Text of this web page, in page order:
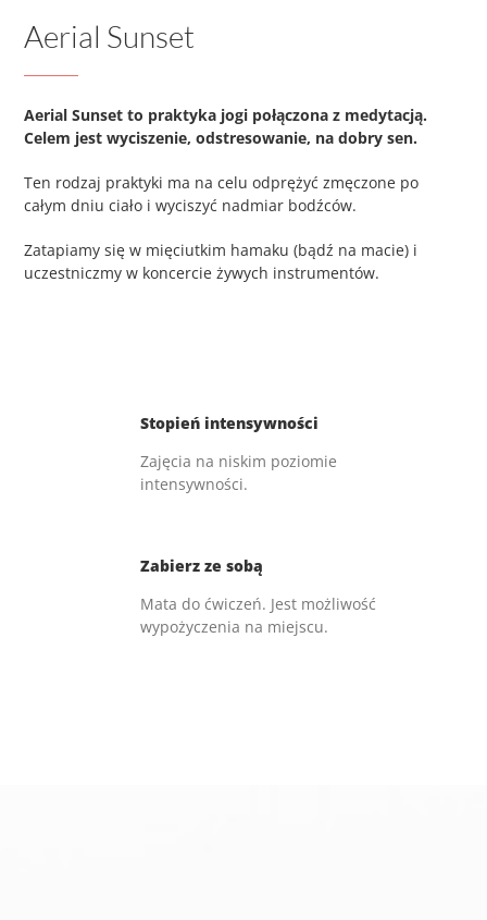
Aerial Sunset
Aerial Sunset to praktyka jogi połączona z medytacją.
Celem jest wyciszenie, odstresowanie, na dobry sen.
Ten rodzaj praktyki ma na celu odprężyć zmęczone po
całym dniu ciało i wyciszyć nadmiar bodźców.
Zatapiamy się w mięciutkim hamaku (bądź na macie) i
uczestniczmy w koncercie żywych instrumentów.
Stopień intensywności
Zajęcia na niskim poziomie
intensywności.
Zabierz ze sobą
Mata do ćwiczeń. Jest możliwość
wypożyczenia na miejscu.